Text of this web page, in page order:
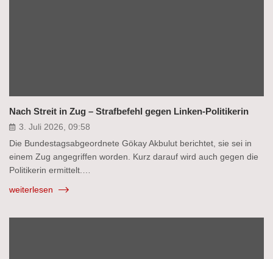
Nach Streit in Zug – Strafbefehl gegen Linken-Politikerin
3. Juli 2026, 09:58
Die Bundestagsabgeordnete Gökay Akbulut berichtet, sie sei in
einem Zug angegriffen worden. Kurz darauf wird auch gegen die
Politikerin ermittelt.…
weiterlesen